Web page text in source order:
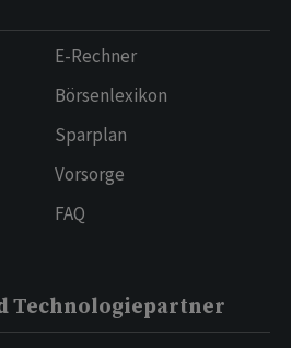
E-Rechner
Börsenlexikon
Sparplan
Vorsorge
FAQ
Technologiepartner